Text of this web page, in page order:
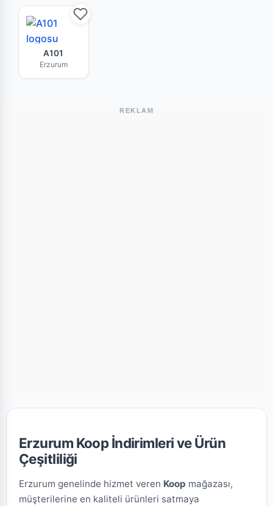
A101 Erzurum mağazasının bu haftaki güncel
A101
Erzurum
REKLAM
Erzurum Koop İndirimleri ve Ürün
Çeşitliliği
Erzurum genelinde hizmet veren Koop mağazası,
müşterilerine en kaliteli ürünleri satmaya